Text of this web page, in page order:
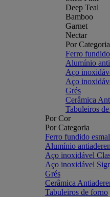
Deep Teal
Bamboo
Garnet
Nectar
Por Categoria
Ferro
Alumínio
Aço
Aço
Grés
Cerâmica
Tabuleiros
Por Cor
Por Categoria
Ferro fundido
Alumínio
Aço inoxidável
Aço inoxidável
Grés
Cerâmica
Tabuleiros de forno